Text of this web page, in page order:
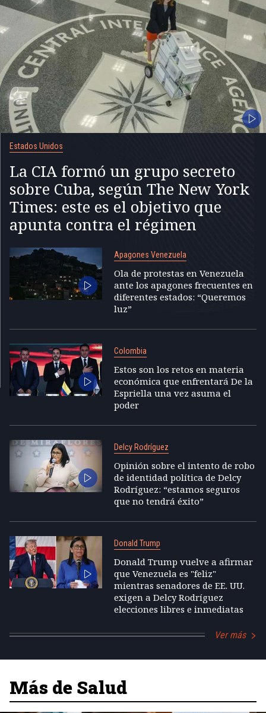
Estados Unidos
La CIA formó un grupo secreto
sobre Cuba, según The New York
Times: este es el objetivo que
apunta contra el régimen
Apagones Venezuela
Ola de protestas en Venezuela
ante los apagones frecuentes en
diferentes estados: “Queremos
luz”
Colombia
Estos son los retos en materia
económica que enfrentará De la
Espriella una vez asuma el
poder
Delcy Rodríguez
Opinión sobre el intento de robo
de identidad política de Delcy
Rodríguez: “estamos seguros
que no tendrá éxito”
Donald Trump
Donald Trump vuelve a afirmar
que Venezuela es "feliz"
mientras senadores de EE. UU.
exigen a Delcy Rodríguez
elecciones libres e inmediatas
Ver más
Más de Salud